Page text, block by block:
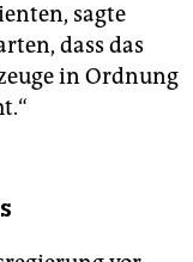
sagte
dass das
in Ordnung